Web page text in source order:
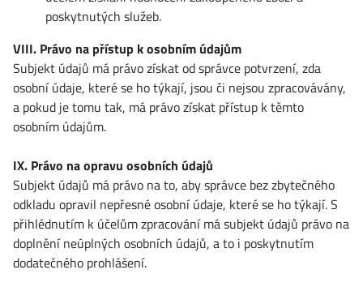
poskytnutých služeb.
VIII. Právo na přístup k osobním údajům
Subjekt údajů má právo získat od správce potvrzení, zda
osobní údaje, které se ho týkají, jsou či nejsou zpracovávány,
a pokud je tomu tak, má právo získat přístup k těmto
osobním údajům.
IX. Právo na opravu osobních údajů
Subjekt údajů má právo na to, aby správce bez zbytečného
odkladu opravil nepřesné osobní údaje, které se ho týkají. S
přihlédnutím k účelům zpracování má subjekt údajů právo na
doplnění neúplných osobních údajů, a to i poskytnutím
dodatečného prohlášení.